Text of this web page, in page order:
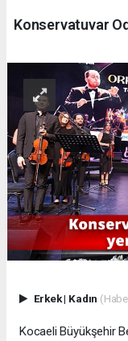
Konservatuvar
Erkek| Kadın
Kocaeli Büyükşehir